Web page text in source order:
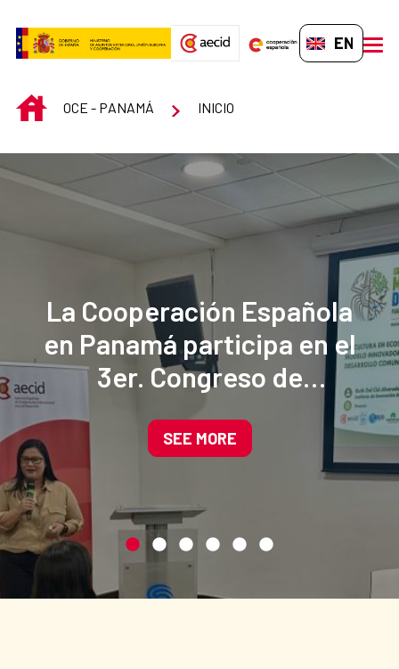
EN-GB
INICIOOCE - PANAMÁ INICIO
La Cooperación Española
en Panamá participa en el
3er. Congreso de
Manglares de América
impulsando soluciones
basadas en la naturaleza
SEE MORE